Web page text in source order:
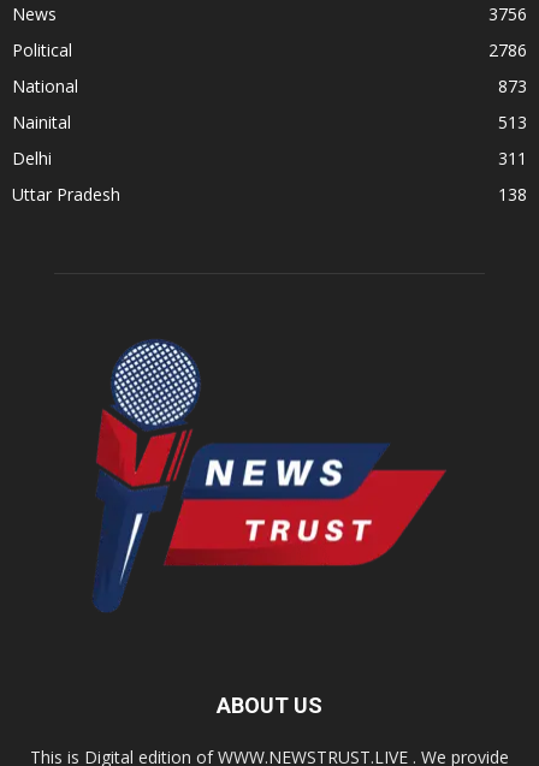
News
3756
Political
2786
National
873
Nainital
513
Delhi
311
Uttar Pradesh
138
ABOUT US
This is Digital edition of WWW.NEWSTRUST.LIVE . We provide